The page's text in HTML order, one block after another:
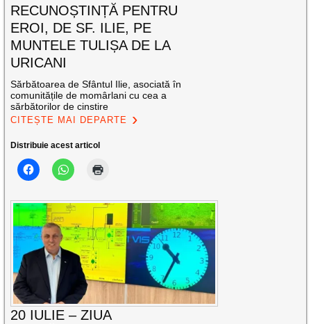
RECUNOȘTINȚĂ PENTRU
EROI, DE SF. ILIE, PE
MUNTELE TULIȘA DE LA
URICANI
Sărbătoarea de Sfântul Ilie, asociată în
comunitățile de momârlani cu cea a
sărbătorilor de cinstire
CITEȘTE MAI DEPARTE
Distribuie acest articol
20 IULIE – ZIUA